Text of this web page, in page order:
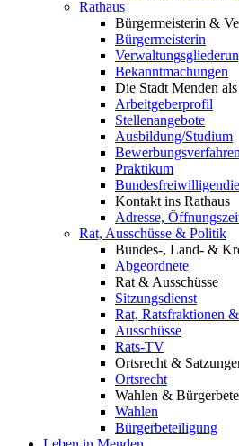
Rathaus
Bürgermeisterin &
Bürgermeisterin
Bekanntmachungen
Die Stadt Menden
Arbeitgeberprofil
Stellenangebote
Ausbildung/Studium
Bewerbungsverfahren
Praktikum
Kontakt ins Rathaus
Adresse,
Rat, Ausschüsse & Politik
Bundes-, Land- &
Abgeordnete
Rat & Ausschüsse
Sitzungsdienst
Rat, Ratsfraktionen
Ausschüsse
Rats-TV
Ortsrecht &
Ortsrecht
Wahlen &
Wahlen
Bürgerbeteiligung